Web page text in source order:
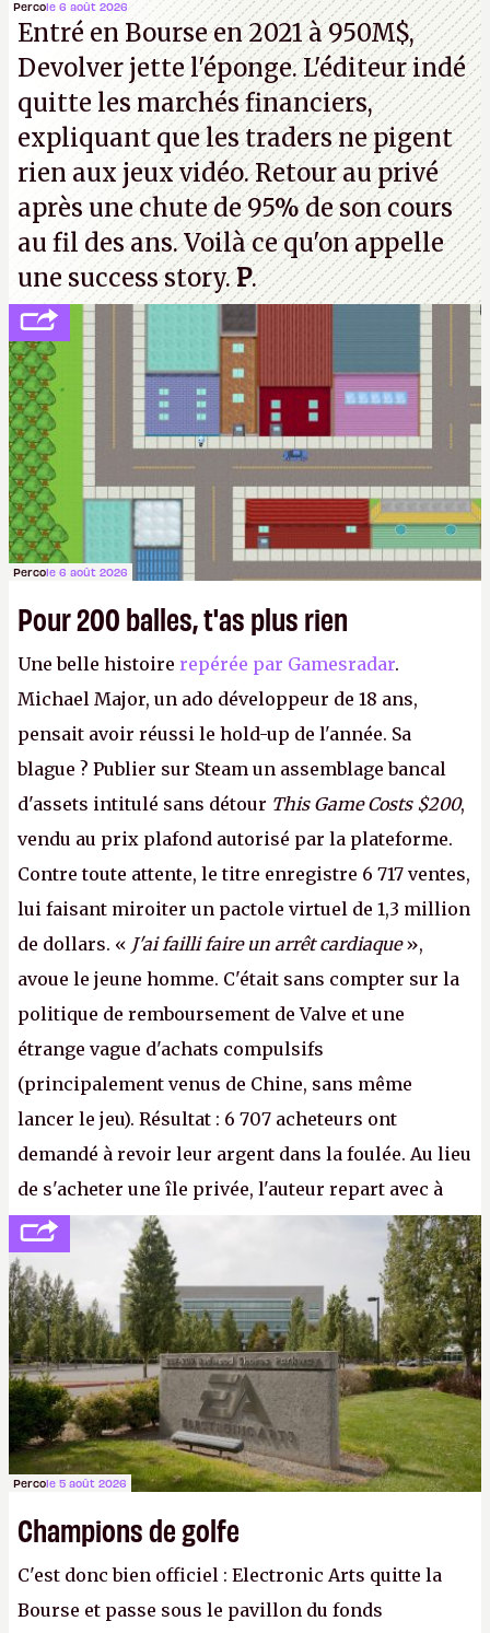
la mort judiciaires pour distribuer du copyright
strike à tour de bras, l'Oncle Sam continuera
d'étaler sa confiture intellectuelle sur vos
souvenirs d'enfance.P.
Percole 6 août 2026
Entré en Bourse en 2021 à 950M$,
Devolver jette l'éponge. L'éditeur indé
quitte les marchés financiers,
expliquant que les traders ne pigent
rien aux jeux vidéo. Retour au privé
après une chute de 95% de son cours
au fil des ans. Voilà ce qu'on appelle
une success story.P.
Percole 6 août 2026
Pour 200 balles, t'as plus rien
Une belle histoire repérée par Gamesradar.
Michael Major, un ado développeur de 18 ans,
pensait avoir réussi le hold-up de l'année. Sa
blague ? Publier sur Steam un assemblage bancal
d'assets intitulé sans détour This Game Costs $200,
vendu au prix plafond autorisé par la plateforme.
Contre toute attente, le titre enregistre 6 717 ventes,
lui faisant miroiter un pactole virtuel de 1,3 million
de dollars. « J'ai failli faire un arrêt cardiaque»,
avoue le jeune homme. C'était sans compter sur la
politique de remboursement de Valve et une
étrange vague d'achats compulsifs
(principalement venus de Chine, sans même
lancer le jeu). Résultat : 6 707 acheteurs ont
demandé à revoir leur argent dans la foulée. Au lieu
de s'acheter une île privée, l'auteur repart avec à
peine 2 000 dollars en poche. C'est toujours plus
cher payé que le temps passé à dev, mais ça
apprendra aux petits malins qu'on ne braque pas
Gabe Newell aussi facilement.P.
Percole 5 août 2026
Champions de golfe
C'est donc bien officiel : Electronic Arts quitte la
Bourse et passe sous le pavillon du fonds